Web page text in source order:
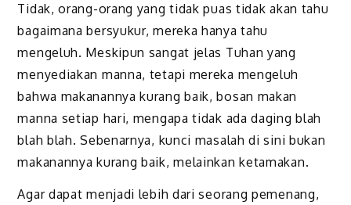
Tidak, orang-orang yang tidak puas tidak akan tahu
bagaimana bersyukur, mereka hanya tahu
mengeluh. Meskipun sangat jelas Tuhan yang
menyediakan manna, tetapi mereka mengeluh
bahwa makanannya kurang baik, bosan makan
manna setiap hari, mengapa tidak ada daging blah
blah blah. Sebenarnya, kunci masalah di sini bukan
makanannya kurang baik, melainkan ketamakan.
Agar dapat menjadi lebih dari seorang pemenang,